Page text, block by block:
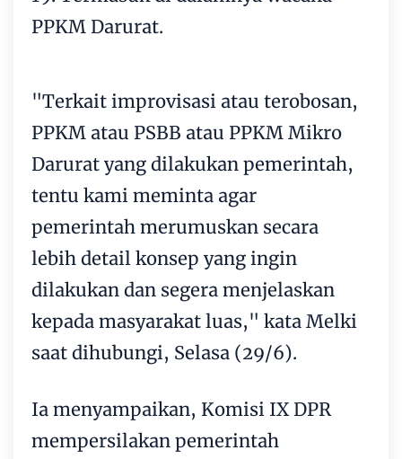
PPKM Darurat.
"Terkait improvisasi atau terobosan,
PPKM atau PSBB atau PPKM Mikro
Darurat yang dilakukan pemerintah,
tentu kami meminta agar
pemerintah merumuskan secara
lebih detail konsep yang ingin
dilakukan dan segera menjelaskan
kepada masyarakat luas," kata Melki
saat dihubungi, Selasa (29/6).
Ia menyampaikan, Komisi IX DPR
mempersilakan pemerintah